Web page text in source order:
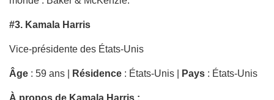
#3. Kamala Harris
Vice-présidente des États-Unis
Âge : 59 ans | Résidence : États-Unis | Pays : États-Unis